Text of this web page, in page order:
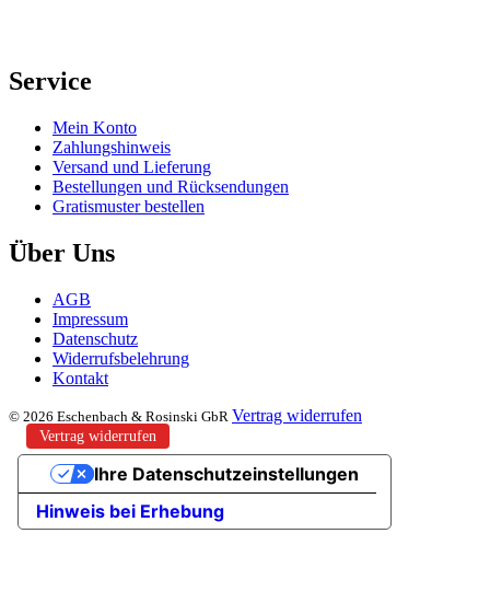
Service
Mein Konto
Zahlungshinweis
Versand und Lieferung
Bestellungen und Rücksendungen
Gratismuster bestellen
Über Uns
AGB
Impressum
Datenschutz
Widerrufsbelehrung
Kontakt
© 2026 Eschenbach & Rosinski GbR Vertrag widerrufen
Vertrag widerrufen
Hinweis bei Erhebung
Ihre Datenschutzeinstellungen